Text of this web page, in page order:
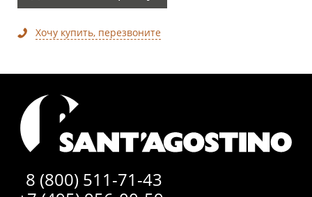
Хочу купить, перезвоните
8 (800) 511-71-43